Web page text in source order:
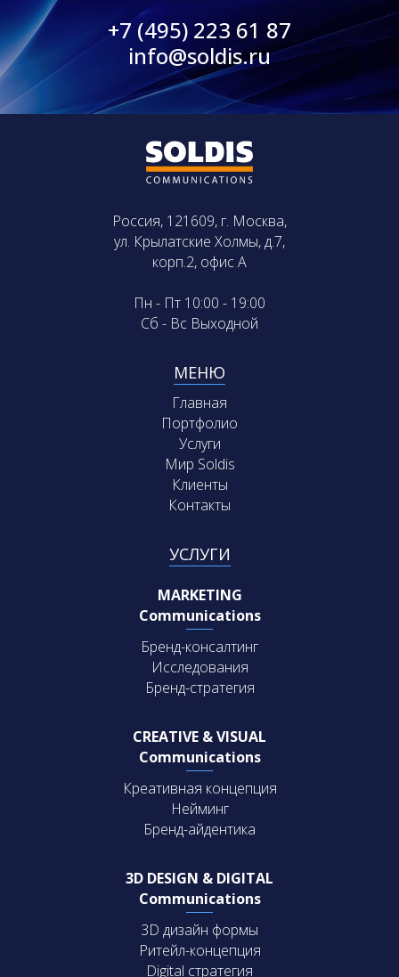
+7 (495) 223 61 87
info@soldis.ru
Россия, 121609, г. Москва,
ул. Крылатские Холмы, д.7,
корп.2, офис А
Пн - Пт 10:00 - 19:00
Сб - Вс Выходной
МЕНЮ
Главная
Портфолио
Услуги
Мир Soldis
Клиенты
Контакты
УСЛУГИ
MARKETING
Communications
Бренд-консалтинг
Исследования
Бренд-стратегия
CREATIVE & VISUAL
Communications
Креативная концепция
Нейминг
Бренд-айдентика
3D DESIGN & DIGITAL
Communications
3D дизайн формы
Ритейл-концепция
Digital стратегия